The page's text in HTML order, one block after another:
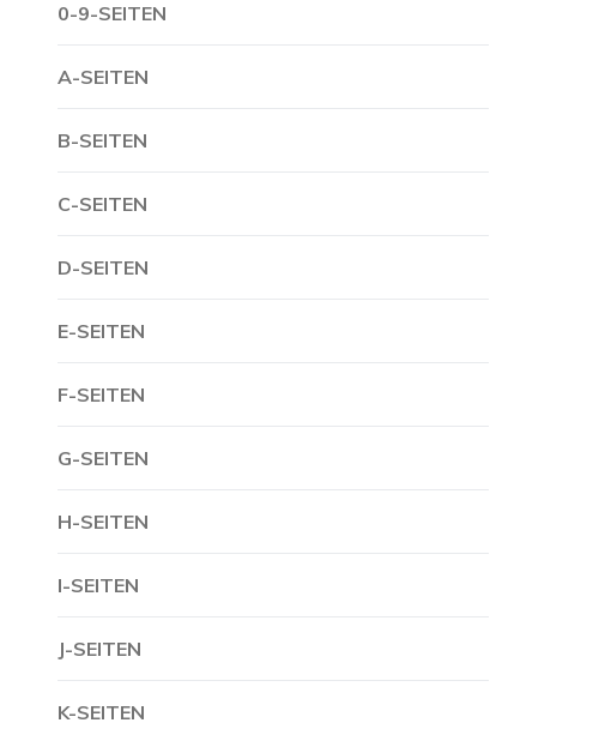
0-9-SEITEN
A-SEITEN
B-SEITEN
C-SEITEN
D-SEITEN
E-SEITEN
F-SEITEN
G-SEITEN
H-SEITEN
I-SEITEN
J-SEITEN
K-SEITEN